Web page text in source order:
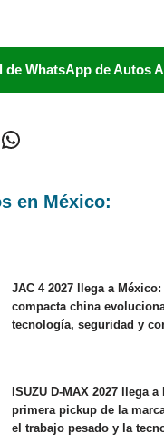
de WhatsApp de Autos
en México:
JAC 4 2027 llega a
compacta china
tecnología, seguridad y
ISUZU D-MAX 2027 llega
primera pickup de la
el trabajo pesado y la